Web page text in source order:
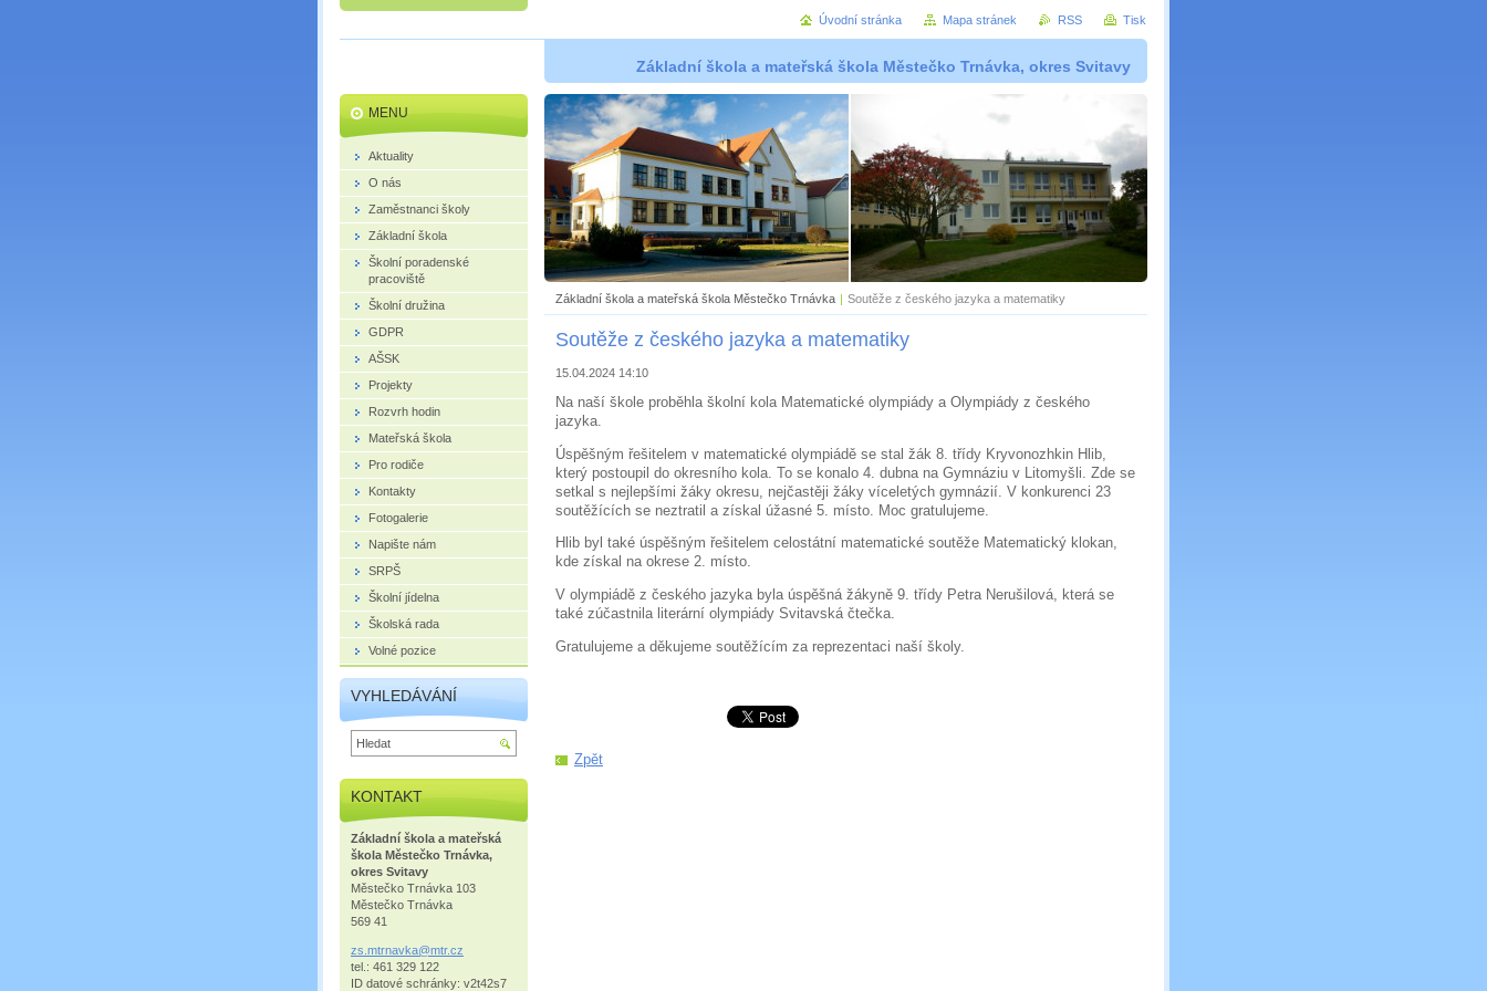
Základní škola a mateřská škola Městečko Trnávka, okres Svitavy
Základní škola a mateřská škola Městečko Trnávka | Soutěže z českého jazyka a matematiky
Soutěže z českého jazyka a matematiky
15.04.2024 14:10
Na naší škole proběhla školní kola Matematické olympiády a Olympiády z českého
jazyka.
Úspěšným řešitelem v matematické olympiádě se stal žák 8. třídy Kryvonozhkin Hlib,
který postoupil do okresního kola. To se konalo 4. dubna na Gymnáziu v Litomyšli. Zde se
setkal s nejlepšími žáky okresu, nejčastěji žáky víceletých gymnázií. V konkurenci 23
soutěžících se neztratil a získal úžasné 5. místo. Moc gratulujeme.
Hlib byl také úspěšným řešitelem celostátní matematické soutěže Matematický klokan,
kde získal na okrese 2. místo.
V olympiádě z českého jazyka byla úspěšná žákyně 9. třídy Petra Nerušilová, která se
také zúčastnila literární olympiády Svitavská čtečka.
Gratulujeme a děkujeme soutěžícím za reprezentaci naší školy.
Zpět
MENU
Aktuality
O nás
Zaměstnanci školy
Základní škola
Školní poradenské
pracoviště
Školní družina
GDPR
AŠSK
Projekty
Rozvrh hodin
Mateřská škola
Pro rodiče
Kontakty
Fotogalerie
Napište nám
SRPŠ
Školní jídelna
Školská rada
Volné pozice
VYHLEDÁVÁNÍ
KONTAKT
Základní škola a mateřská
škola Městečko Trnávka,
okres Svitavy
Městečko Trnávka 103
Městečko Trnávka
569 41
zs.mtrnavka@mtr.cz
tel.: 461 329 122
ID datové schránky: v2t42s7
Úvodní stránka Mapa stránek RSS Tisk